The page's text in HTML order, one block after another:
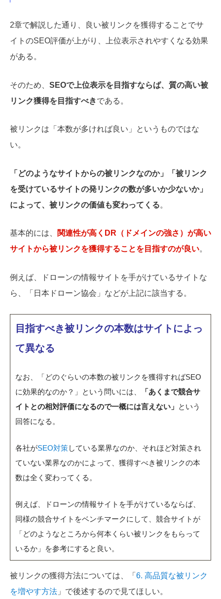
2章で解説した通り、良い被リンクを獲得することでサ
イトのSEO評価が上がり、上位表示されやすくなる効果
がある。
そのため、 SEOで上位表示を目指すならば、質の高い被
リンク獲得を目指すべきである。
被リンクは「本数が多ければ良い」というものではな
い。
「どのようなサイトからの被リンクなのか」「被リンク
を受けているサイトの発リンクの数が多いか少ないか」
によって、被リンクの価値も変わってくる。
基本的には、
関連性が高くDR（ドメインの強さ）が高い
サイトから被リンクを獲得することを目指すのが良い。
例えば、ドローンの情報サイトを手がけているサイトな
ら、「日本ドローン協会」などが上記に該当する。
目指すべき被リンクの本数はサイトによっ
て異なる
なお、「どのぐらいの本数の被リンクを獲得すればSEO
に効果的なのか？」という問いには、
「あくまで競合サ
イトとの相対評価になるので一概には言えない」 という
回答になる。
各社がSEO対策している業界なのか、それほど対策され
ていない業界なのかによって、獲得すべき被リンクの本
数は全く変わってくる。
例えば、ドローンの情報サイトを手がけているならば、
同様の競合サイトをベンチマークにして、競合サイトが
「どのようなところから何本くらい被リンクをもらって
いるか」を参考にすると良い。
被リンクの獲得方法については、「 6. 高品質な被リンク
を増やす方法 」で後述するので見てほしい。